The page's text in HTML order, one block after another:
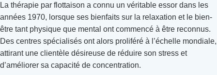
La thérapie par flottaison a connu un véritable essor dans les
années 1970, lorsque ses bienfaits sur la relaxation et le bien-
être tant physique que mental ont commencé à être reconnus.
Des centres spécialisés ont alors proliféré à l’échelle mondiale,
attirant une clientèle désireuse de réduire son stress et
d’améliorer sa capacité de concentration.